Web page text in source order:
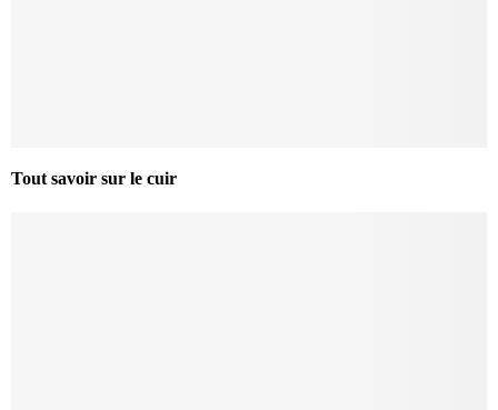
Tout savoir sur le cuir